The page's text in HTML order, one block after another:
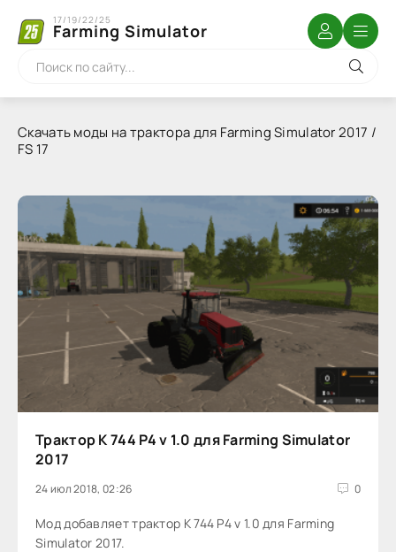
Farming Simulator
17/19/22/25
Скачать моды на трактора для Farming Simulator 2017 /
FS 17
Трактор К 744 Р4 v 1.0 для Farming Simulator
2017
24 июл 2018, 02:26 0
Мод добавляет трактор К 744 Р4 v 1.0 для Farming
Simulator 2017.